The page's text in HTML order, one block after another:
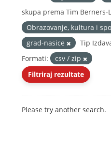
skupa prema Tim Berners-
Obrazovanje, kultura i
grad-nasice
Tip
Formati:
csv / zip
Filtriraj rezultate
Please try another search.